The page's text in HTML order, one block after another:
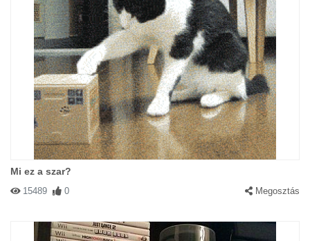
Mi ez a szar?
15489 0 Megosztás